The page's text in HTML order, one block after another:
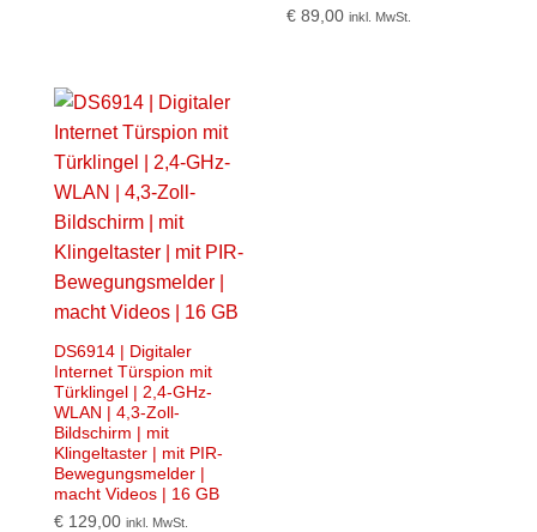
€ 89,00 inkl. MwSt.
DS6914 | Digitaler
Internet Türspion mit
Türklingel | 2,4-GHz-
WLAN | 4,3-Zoll-
Bildschirm | mit
Klingeltaster | mit PIR-
Bewegungsmelder |
macht Videos | 16 GB
€ 129,00 inkl. MwSt.